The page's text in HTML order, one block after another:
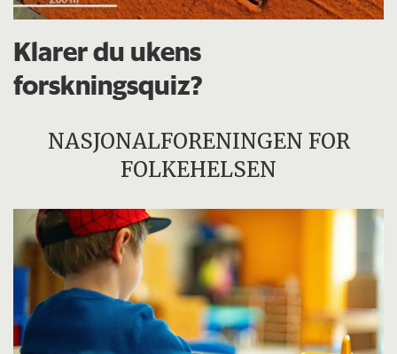
Klarer du ukens
forskningsquiz?
NASJONALFORENINGEN FOR
FOLKEHELSEN